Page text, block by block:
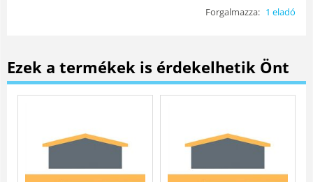
Forgalmazza: 1 eladó
Ezek a termékek is érdekelhetik Önt